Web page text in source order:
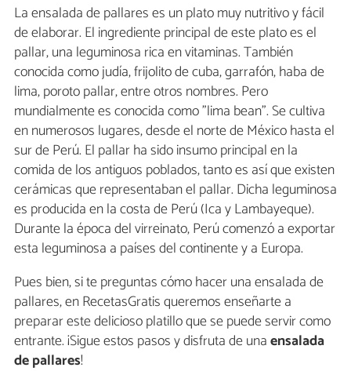
La ensalada de pallares es un plato muy nutritivo y fácil
de elaborar. El ingrediente principal de este plato es el
pallar, una leguminosa rica en vitaminas. También
conocida como judía, frijolito de cuba, garrafón, haba de
lima, poroto pallar, entre otros nombres. Pero
mundialmente es conocida como "lima bean". Se cultiva
en numerosos lugares, desde el norte de México hasta el
sur de Perú. El pallar ha sido insumo principal en la
comida de los antiguos poblados, tanto es así que existen
cerámicas que representaban el pallar. Dicha leguminosa
es producida en la costa de Perú (Ica y Lambayeque).
Durante la época del virreinato, Perú comenzó a exportar
esta leguminosa a países del continente y a Europa.
Pues bien, si te preguntas cómo hacer una ensalada de
pallares, en RecetasGratis queremos enseñarte a
preparar este delicioso platillo que se puede servir como
entrante. ¡Sigue estos pasos y disfruta de unaensalada
de pallares!